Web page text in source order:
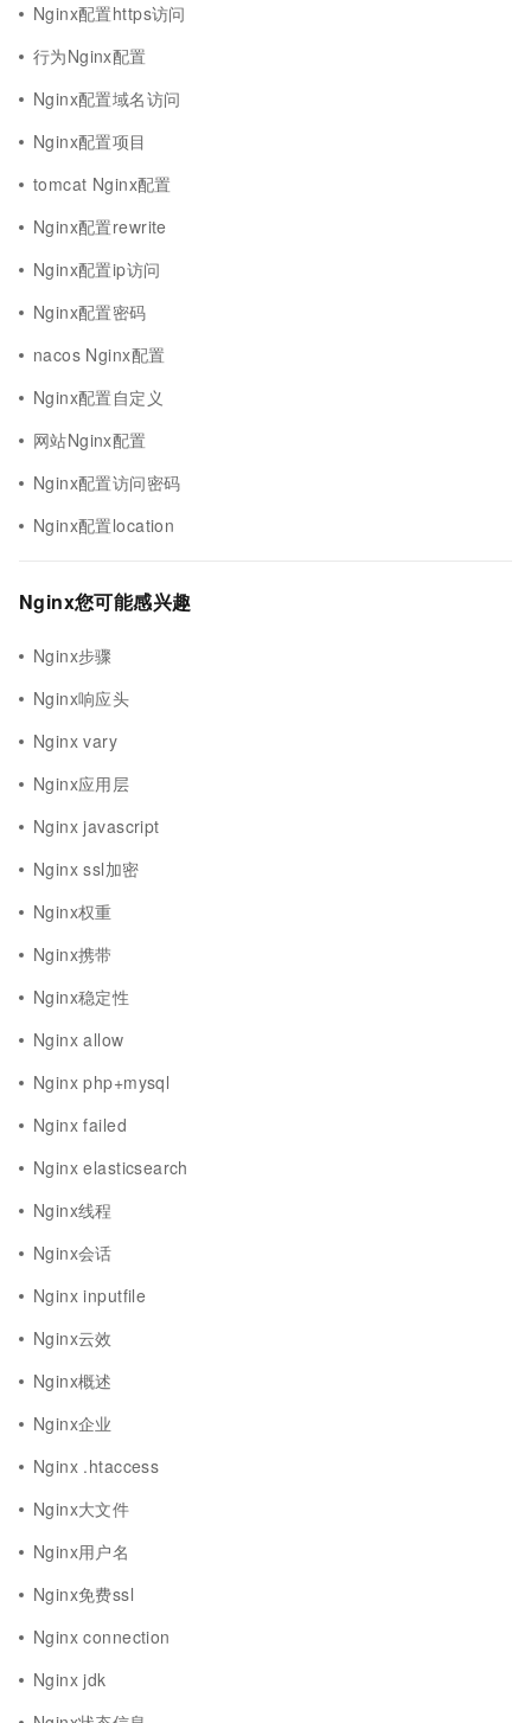
Nginx配置https访问
行为Nginx配置
Nginx配置域名访问
Nginx配置项目
tomcat Nginx配置
Nginx配置rewrite
Nginx配置ip访问
Nginx配置密码
nacos Nginx配置
Nginx配置自定义
网站Nginx配置
Nginx配置访问密码
Nginx配置location
Nginx您可能感兴趣
Nginx步骤
Nginx响应头
Nginx vary
Nginx应用层
Nginx javascript
Nginx ssl加密
Nginx权重
Nginx携带
Nginx稳定性
Nginx allow
Nginx php+mysql
Nginx failed
Nginx elasticsearch
Nginx线程
Nginx会话
Nginx inputfile
Nginx云效
Nginx概述
Nginx企业
Nginx .htaccess
Nginx大文件
Nginx用户名
Nginx免费ssl
Nginx connection
Nginx jdk